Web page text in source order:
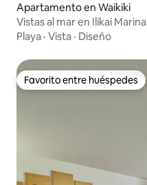
Apartamento en Waikiki
Vistas al mar en Ilikai
Playa · Vista · Diseño
Favorito entre huéspedes
Favorito entre huéspedes